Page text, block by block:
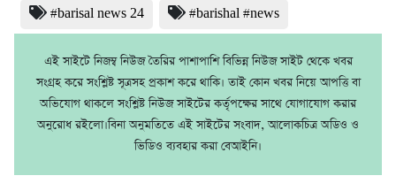
#barisal news 24 #barishal #news
এই সাইটে নিজম্ব নিউজ তৈরির পাশাপাশি বিভিন্ন নিউজ সাইট থেকে খবর
সংগ্রহ করে সংশ্লিষ্ট সূত্রসহ প্রকাশ করে থাকি। তাই কোন খবর নিয়ে আপত্তি বা
অভিযোগ থাকলে সংশ্লিষ্ট নিউজ সাইটের কর্তৃপক্ষের সাথে যোগাযোগ করার
অনুরোধ রইলো।বিনা অনুমতিতে এই সাইটের সংবাদ, আলোকচিত্র অডিও ও
ভিডিও ব্যবহার করা বেআইনি।